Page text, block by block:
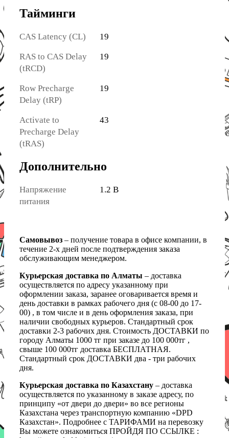
Тайминги
CAS Latency (CL) 19
RAS to CAS Delay
(tRCD)
19
Row Precharge
Delay (tRP)
19
Activate to
Precharge Delay
(tRAS)
43
Дополнительно
Напряжение
питания
1.2 В
Самовывоз – получение товара в офисе компании, в
течение 2-х дней после подтверждения заказа
обслуживающим менеджером.
Курьерская доставка по Алматы – доставка
осуществляется по адресу указанному при
оформлении заказа, заранее оговаривается время и
день доставки в рамках рабочего дня (с 08-00 до 17-
00) , в том числе и в день оформления заказа, при
наличии свободных курьеров. Стандартный срок
доставки 2-3 рабочих дня. Стоимость ДОСТАВКИ по
городу Алматы 1000 тг при заказе до 100 000тг ,
свыше 100 000тг доставка БЕСПЛАТНАЯ.
Стандартный срок ДОСТАВКИ два - три рабочих
дня.
Курьерская доставка по Казахстану – доставка
осуществляется по указанному в заказе адресу, по
принципу «от двери до двери» во все регионы
Казахстана через транспортную компанию «DPD
Казахстан». Подробнее с ТАРИФАМИ на перевозку
Вы можете ознакомиться ПРОЙДЯ ПО ССЫЛКЕ :